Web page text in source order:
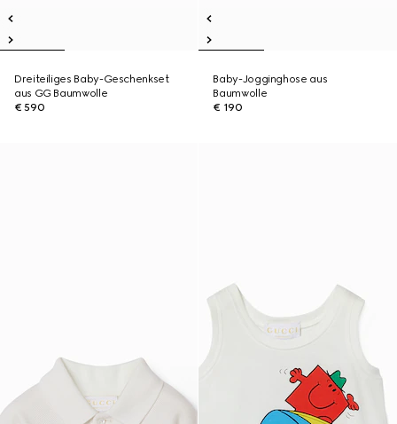
Dreiteiliges Baby-Geschenkset
aus GG Baumwolle
€ 590
Baby-Jogginghose aus
Baumwolle
€ 190